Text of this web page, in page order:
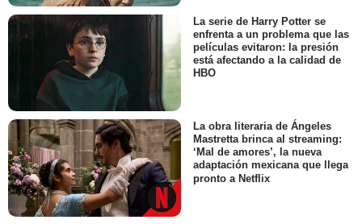
La serie de Harry Potter se
enfrenta a un problema que las
películas evitaron: la presión
está afectando a la calidad de
HBO
La obra literaria de Ángeles
Mastretta brinca al streaming:
‘Mal de amores’, la nueva
adaptación mexicana que llega
pronto a Netflix